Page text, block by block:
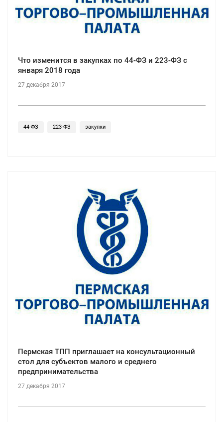
Что изменится в закупках по 44-ФЗ и 223-ФЗ с
января 2018 года
27 декабря 2017
44-ФЗ 223-ФЗ закупки
Пермская ТПП приглашает на консультационный
стол для субъектов малого и среднего
предпринимательства
27 декабря 2017